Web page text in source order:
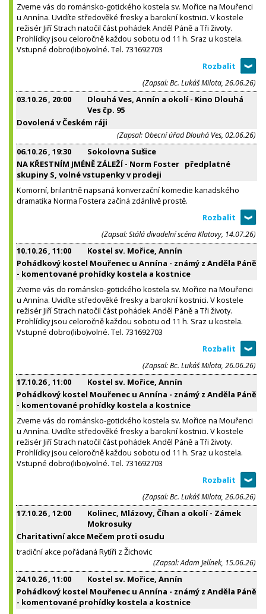
Zveme vás do románsko-gotického kostela sv. Mořice na Mouřenci
u Annína. Uvidíte středověké fresky a barokní kostnici. V kostele
režisér Jiří Strach natočil část pohádek Anděl Páně a Tři životy.
Prohlídky jsou celoročně každou sobotu od 11 h. Sraz u kostela.
Vstupné dobro(libo)volné. Tel. 731692703
(Zapsal: Bc. Lukáš Milota, 26.06.26)
03.10.26, 20:00
Dlouhá Ves, Annín a okolí - Kino Dlouhá
Ves čp. 95
Dovolená v Českém ráji
(Zapsal: Obecní úřad Dlouhá Ves, 02.06.26)
06.10.26, 19:30
Sokolovna Sušice
NA KŘESTNÍM JMÉNĚ ZÁLEŽÍ - Norm Foster předplatné
skupiny S, volné vstupenky v prodeji
Komorní, brilantně napsaná konverzační komedie kanadského
dramatika Norma Fostera začíná zdánlivě prostě.
(Zapsal: Stálá divadelní scéna Klatovy, 14.07.26)
10.10.26, 11:00
Kostel sv. Mořice, Annín
Pohádkový kostel Mouřenec u Annína - známý z Anděla Páně
- komentované prohídky kostela a kostnice
Zveme vás do románsko-gotického kostela sv. Mořice na Mouřenci
u Annína. Uvidíte středověké fresky a barokní kostnici. V kostele
režisér Jiří Strach natočil část pohádek Anděl Páně a Tři životy.
Prohlídky jsou celoročně každou sobotu od 11 h. Sraz u kostela.
Vstupné dobro(libo)volné. Tel. 731692703
(Zapsal: Bc. Lukáš Milota, 26.06.26)
17.10.26, 11:00
Kostel sv. Mořice, Annín
Pohádkový kostel Mouřenec u Annína - známý z Anděla Páně
- komentované prohídky kostela a kostnice
Zveme vás do románsko-gotického kostela sv. Mořice na Mouřenci
u Annína. Uvidíte středověké fresky a barokní kostnici. V kostele
režisér Jiří Strach natočil část pohádek Anděl Páně a Tři životy.
Prohlídky jsou celoročně každou sobotu od 11 h. Sraz u kostela.
Vstupné dobro(libo)volné. Tel. 731692703
(Zapsal: Bc. Lukáš Milota, 26.06.26)
17.10.26, 12:00
Kolinec, Mlázovy, Číhan a okolí - Zámek
Mokrosuky
Charitativní akce Mečem proti osudu
tradiční akce pořádaná Rytíři z Žichovic
(Zapsal: Adam Jelínek, 15.06.26)
24.10.26, 11:00
Kostel sv. Mořice, Annín
Pohádkový kostel Mouřenec u Annína - známý z Anděla Páně
- komentované prohídky kostela a kostnice